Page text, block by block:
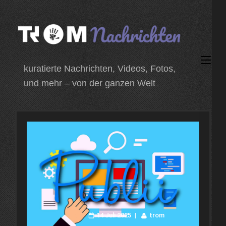
Zum
Inhalt
springen
drücken)
kuratierte Nachrichten, Videos, Fotos,
und mehr – von der ganzen Welt
14 Juli 2025 trom